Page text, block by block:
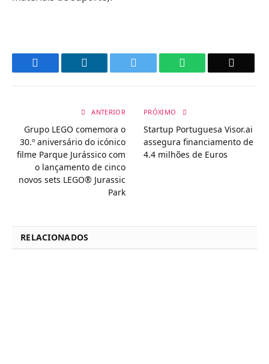
WhatsApp
ANTERIOR
Grupo LEGO comemora o
30.º aniversário do icónico
filme Parque Jurássico com
o lançamento de cinco
novos sets LEGO® Jurassic
Park
PRÓXIMO
Startup Portuguesa Visor.ai
assegura financiamento de
4.4 milhões de Euros
RELACIONADOS